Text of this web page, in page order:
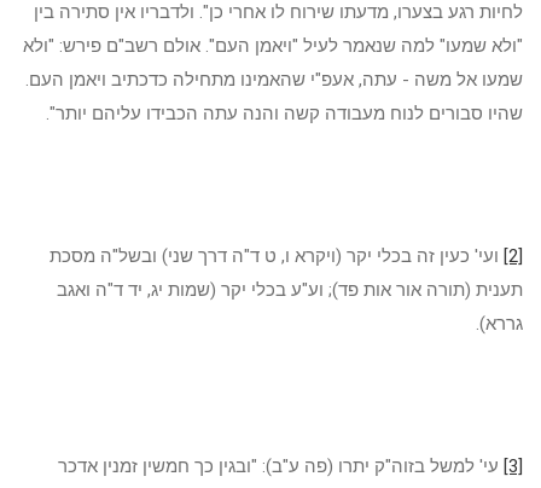
לחיות רגע בצערו, מדעתו שירוח לו אחרי כן". ולדבריו אין סתירה בין
"ולא שמעו" למה שנאמר לעיל "ויאמן העם". אולם רשב"ם פירש: "ולא
שמעו אל משה - עתה, אעפ"י שהאמינו מתחילה כדכתיב ויאמן העם.
שהיו סבורים לנוח מעבודה קשה והנה עתה הכבידו עליהם יותר".
[2] ועי' כעין זה בכלי יקר (ויקרא ו, ט ד"ה דרך שני) ובשל"ה מסכת
תענית (תורה אור אות פד); וע"ע בכלי יקר (שמות יג, יד ד"ה ואגב
גררא).
[3] עי' למשל בזוה"ק יתרו (פה ע"ב): "ובגין כך חמשין זמנין אדכר